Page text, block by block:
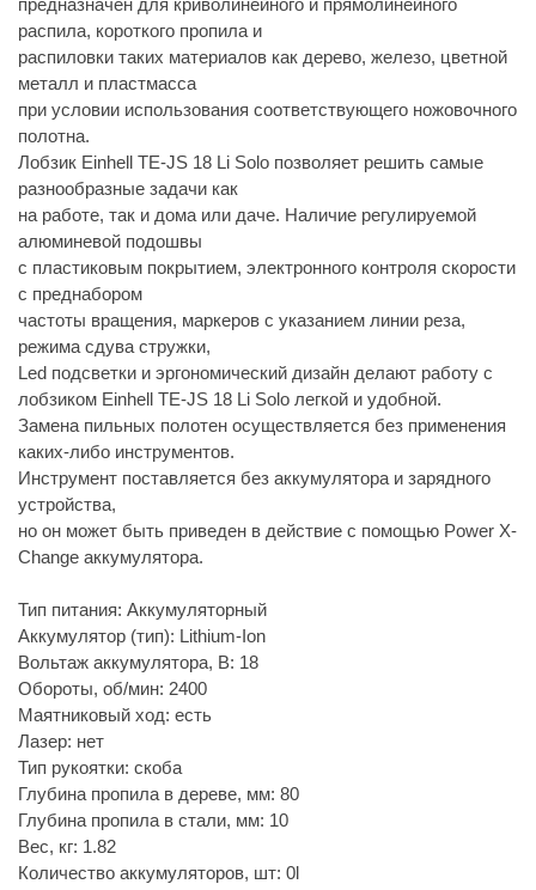
предназначен для криволинейного и прямолинейного
распила, короткого пропила и
распиловки таких материалов как дерево, железо, цветной
металл и пластмасса
при условии использования соответствующего ножовочного
полотна.
Лобзик Einhell TE-JS 18 Li Solo позволяет решить самые
разнообразные задачи как
на работе, так и дома или даче. Наличие регулируемой
алюминевой подошвы
с пластиковым покрытием, электронного контроля скорости
с преднабором
частоты вращения, маркеров с указанием линии реза,
режима сдува стружки,
Led подсветки и эргономический дизайн делают работу с
лобзиком Einhell TE-JS 18 Li Solo легкой и удобной.
Замена пильных полотен осуществляется без применения
каких-либо инструментов.
Инструмент поставляется без аккумулятора и зарядного
устройства,
но он может быть приведен в действие с помощью Power X-
Change аккумулятора.
Тип питания: Аккумуляторный
Аккумулятор (тип): Lithium-Ion
Вольтаж аккумулятора, В: 18
Обороты, об/мин: 2400
Маятниковый ход: есть
Лазер: нет
Тип рукоятки: скоба
Глубина пропила в дереве, мм: 80
Глубина пропила в стали, мм: 10
Вес, кг: 1.82
Количество аккумуляторов, шт: 0l